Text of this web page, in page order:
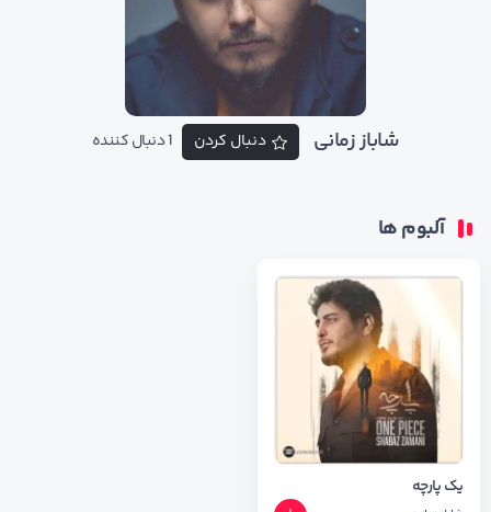
شاباز زمانی دنبال کردن 1 دنبال کننده
آلبوم ها
یک پارچه